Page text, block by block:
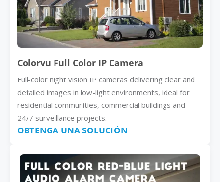
Colorvu Full Color IP Camera
Full-color night vision IP cameras delivering clear and
detailed images in low-light environments, ideal for
residential communities, commercial buildings and
24/7 surveillance projects.
OBTENGA UNA SOLUCIÓN